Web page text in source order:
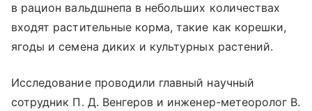
в рацион вальдшнепа в небольших количествах
входят растительные корма, такие как корешки,
ягоды и семена диких и культурных растений.
Исследование проводили главный научный
сотрудник П. Д. Венгеров и инженер-метеоролог В.